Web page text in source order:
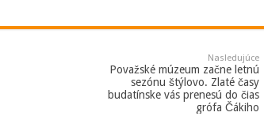
Nasledujúce
Považské múzeum začne letnú
sezónu štýlovo. Zlaté časy
budatínske vás prenesú do čias
grófa Čákiho